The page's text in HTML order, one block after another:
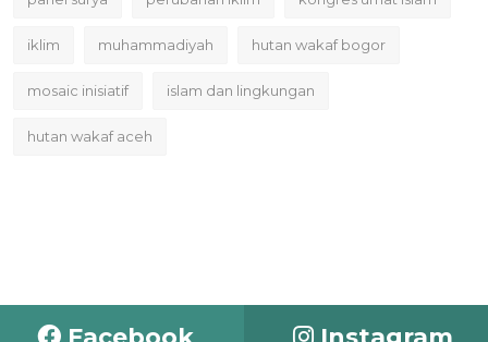
iklim muhammadiyah hutan wakaf bogor
mosaic inisiatif islam dan lingkungan
hutan wakaf aceh